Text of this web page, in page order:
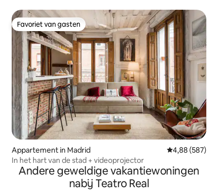
Favoriet van gasten
Favoriet van gasten
Appartement in Madrid Gemiddelde
4,88 (587)
In het hart van de stad + videoprojector
Andere geweldige vakantiewoningen
nabij Teatro Real